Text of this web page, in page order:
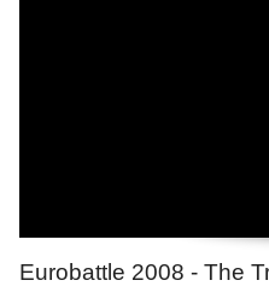
Eurobattle 2008 - The